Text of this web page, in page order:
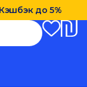
до 5%